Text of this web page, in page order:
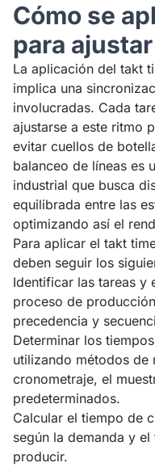
Cómo se
para
La aplicación del takt
implica una
involucradas. Cada
ajustarse a este ritmo
evitar cuellos de
balanceo de líneas es
industrial que busca
equilibrada entre las
optimizando así el
Para aplicar el takt
deben seguir los
Identificar las tareas y
proceso de
precedencia y
Determinar los
utilizando métodos de
cronometraje, el
predeterminados.
Calcular el tiempo de
según la demanda y
producir.